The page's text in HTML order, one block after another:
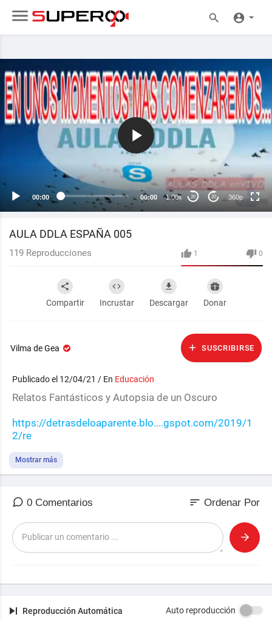
00:00 00:00 1.00x 20 20 360p
360p
auto
AULA DDLA ESPAÑA 005
1 0
119 Reproducciones
Compartir Incrustar Descargar Donar
Vilma de Gea SUSCRIBIRSE
Publicado el 12/04/21 / En Educación
⁣Relatos Fantásticos y Autopsia de un Oscuro
https://detrasdeloaparente.blo....gspot.com/2019/1
2/re
https://detrasdeloaparente.blo....gspot.com/2013/1
0/au
Mostrar más
0 Comentarios sort Ordenar Por
Reproducción Automática Auto reproducción